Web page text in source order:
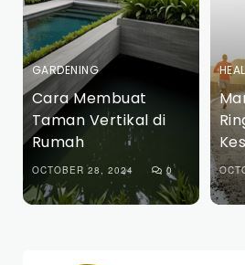
GARDENING
Cara Membuat
Taman Vertikal di
Rumah
OCTOBER 28, 2024 0